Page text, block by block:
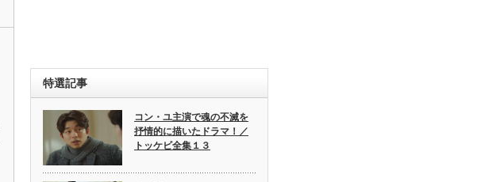
特選記事
コン・ユ主演で魂の不滅を
抒情的に描いたドラマ！／
トッケビ全集１３